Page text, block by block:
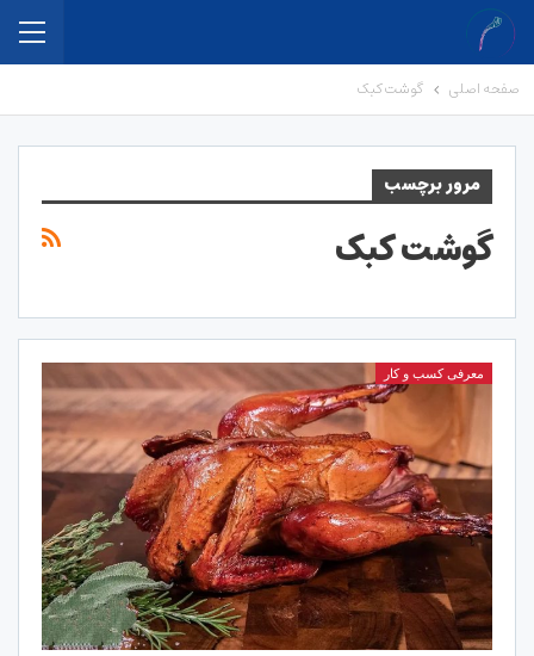
صفحه اصلی گوشت کبک
مرور برچسب
گوشت کبک
معرفی کسب و کار